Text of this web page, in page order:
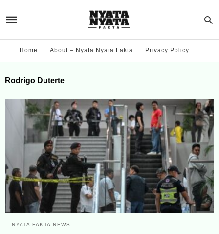
Home About – Nyata Nyata Fakta Privacy Policy
Rodrigo Duterte
NYATA FAKTA NEWS